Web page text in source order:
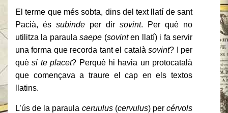
El terme que més sobta, dins del text llatí de sant
Pacià, és subinde per dir sovint. Per què no
utilitza la paraulasaepe (sovinten llatí) i fa servir
una forma que recorda tant el catalàsovint? I per
quèsi te placet? Perquè hi havia un protocatalà
que començava a traure el cap en els textos
llatins.
L’ús de la paraula ceruulus(cervulus) percérvols